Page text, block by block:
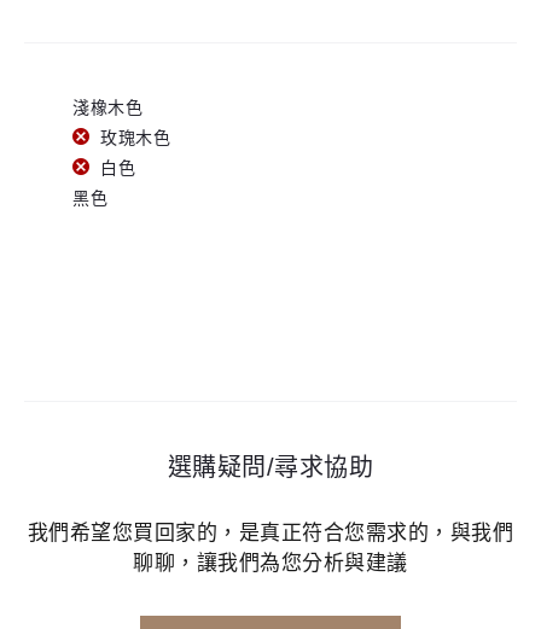
淺橡木色
玫瑰木色
白色
黑色
選購疑問/尋求協助
我們希望您買回家的，是真正符合您需求的，與我們
聊聊，讓我們為您分析與建議